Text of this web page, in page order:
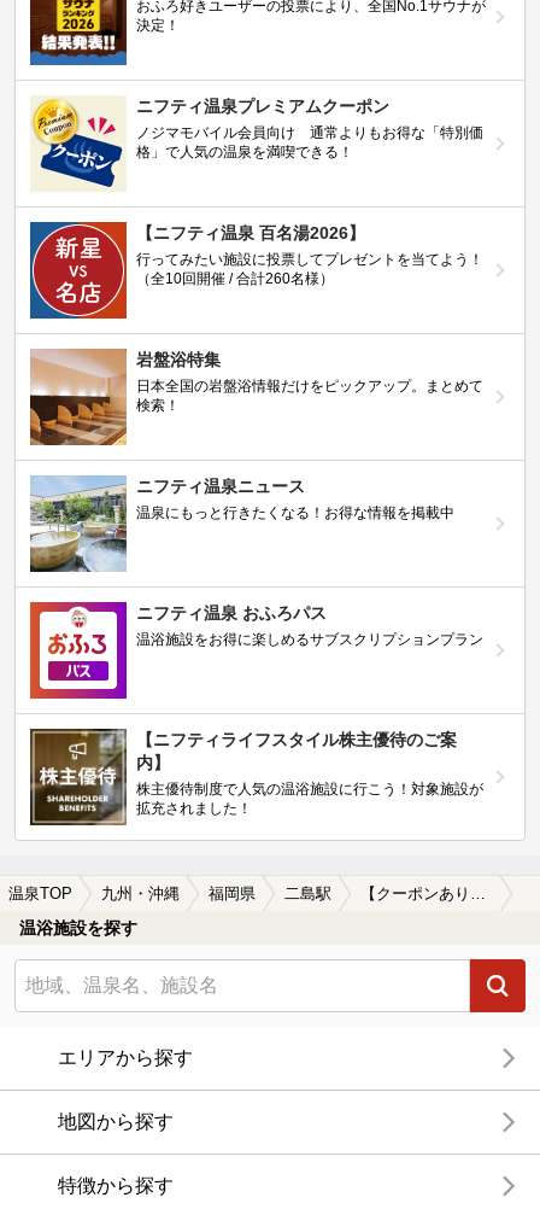
おふろ好きユーザーの投票により、全国No.1サウナが
決定！
ニフティ温泉プレミアムクーポン
ノジマモバイル会員向け 通常よりもお得な「特別価
格」で人気の温泉を満喫できる！
【ニフティ温泉 百名湯2026】
行ってみたい施設に投票してプレゼントを当てよう！
（全10回開催 / 合計260名様）
岩盤浴特集
日本全国の岩盤浴情報だけをピックアップ。まとめて
検索！
ニフティ温泉ニュース
温泉にもっと行きたくなる！お得な情報を掲載中
ニフティ温泉 おふろパス
温浴施設をお得に楽しめるサブスクリプションプラン
【ニフティライフスタイル株主優待のご案
内】
株主優待制度で人気の温浴施設に行こう！対象施設が
拡充されました！
温泉TOP 九州・沖縄 福岡県 二島駅 【クーポンあり】子連れOKな二島駅近くの温泉、日帰り温泉、スーパー銭湯おすすめ
温浴施設を探す
エリアから探す
地図から探す
特徴から探す